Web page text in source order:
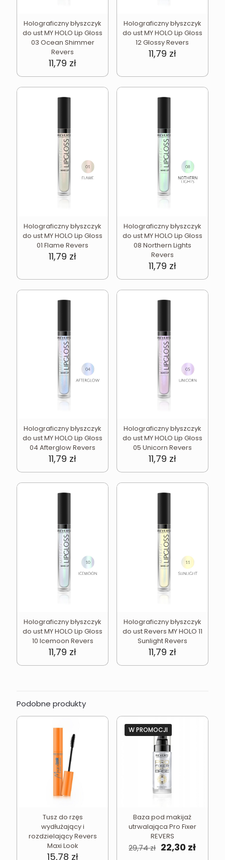
Holograficzny błyszczyk
do ust MY HOLO Lip Gloss
03 Ocean Shimmer
Revers
11,79 zł
Holograficzny błyszczyk
do ust MY HOLO Lip Gloss
12 Glossy Revers
11,79 zł
Holograficzny błyszczyk
do ust MY HOLO Lip Gloss
01 Flame Revers
11,79 zł
Holograficzny błyszczyk
do ust MY HOLO Lip Gloss
08 Northern Lights
Revers
11,79 zł
Holograficzny błyszczyk
do ust MY HOLO Lip Gloss
04 Afterglow Revers
11,79 zł
Holograficzny błyszczyk
do ust MY HOLO Lip Gloss
05 Unicorn Revers
11,79 zł
Holograficzny błyszczyk
do ust MY HOLO Lip Gloss
10 Icemoon Revers
11,79 zł
Holograficzny błyszczyk
do ust Revers MY HOLO 11
Sunlight Revers
11,79 zł
Podobne produkty
Tusz do rzęs
wydłużający i
rozdzielający Revers
Maxi Look
15,78 zł
W PROMOCJI
Baza pod makijaż
utrwalająca Pro Fixer
REVERS
29,74zł Pierwotna
22,30 zł